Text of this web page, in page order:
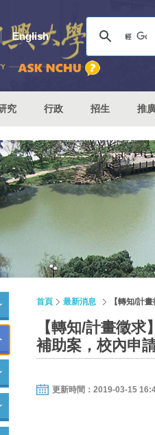
English
究 行政 招生 推
首頁 最新消息 【轉知/計
【轉知/計畫徵
補助案，校內申
更新時間：2019-03-15